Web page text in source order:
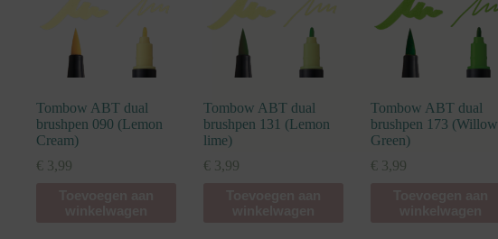
Tombow ABT dual
brushpen 090 (Lemon
Cream)
€ 3,99
Tombow ABT dual
brushpen 131 (Lemon
lime)
€ 3,99
Tombow ABT dual
brushpen 173 (Willow
Green)
€ 3,99